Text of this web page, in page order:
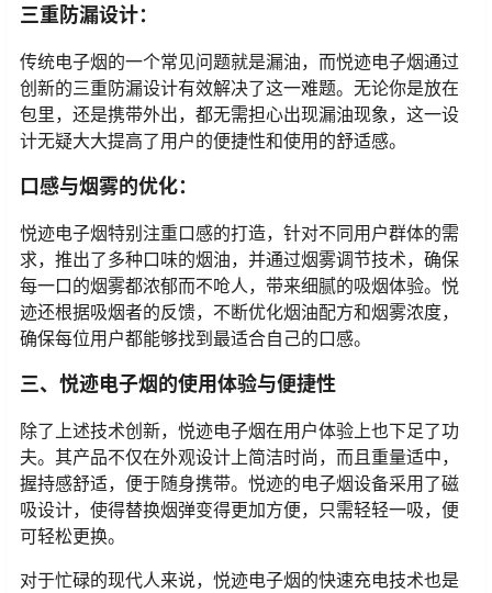
三重防漏设计：
传统电子烟的一个常见问题就是漏油，而悦迹电子烟通过
创新的三重防漏设计有效解决了这一难题。无论你是放在
包里，还是携带外出，都无需担心出现漏油现象，这一设
计无疑大大提高了用户的便捷性和使用的舒适感。
口感与烟雾的优化：
悦迹电子烟特别注重口感的打造，针对不同用户群体的需
求，推出了多种口味的烟油，并通过烟雾调节技术，确保
每一口的烟雾都浓郁而不呛人，带来细腻的吸烟体验。悦
迹还根据吸烟者的反馈，不断优化烟油配方和烟雾浓度，
确保每位用户都能够找到最适合自己的口感。
三、悦迹电子烟的使用体验与便捷性
除了上述技术创新，悦迹电子烟在用户体验上也下足了功
夫。其产品不仅在外观设计上简洁时尚，而且重量适中，
握持感舒适，便于随身携带。悦迹的电子烟设备采用了磁
吸设计，使得替换烟弹变得更加方便，只需轻轻一吸，便
可轻松更换。
对于忙碌的现代人来说，悦迹电子烟的快速充电技术也是